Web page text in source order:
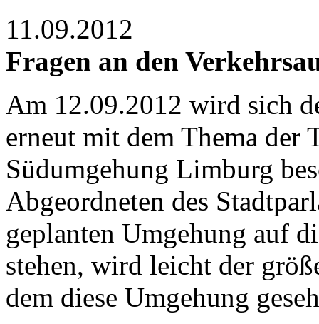
11.09.2012
Fragen an den
Am 12.09.2012 wird sich
erneut mit dem Thema der
Südumgehung Limburg
Abgeordneten des
geplanten Umgehung auf
stehen, wird leicht der
dem diese Umgehung